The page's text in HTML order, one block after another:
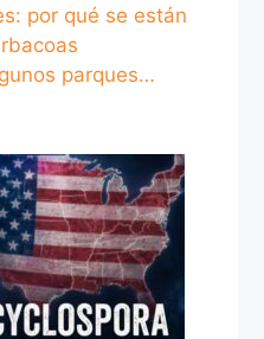
por qué se están
parques…